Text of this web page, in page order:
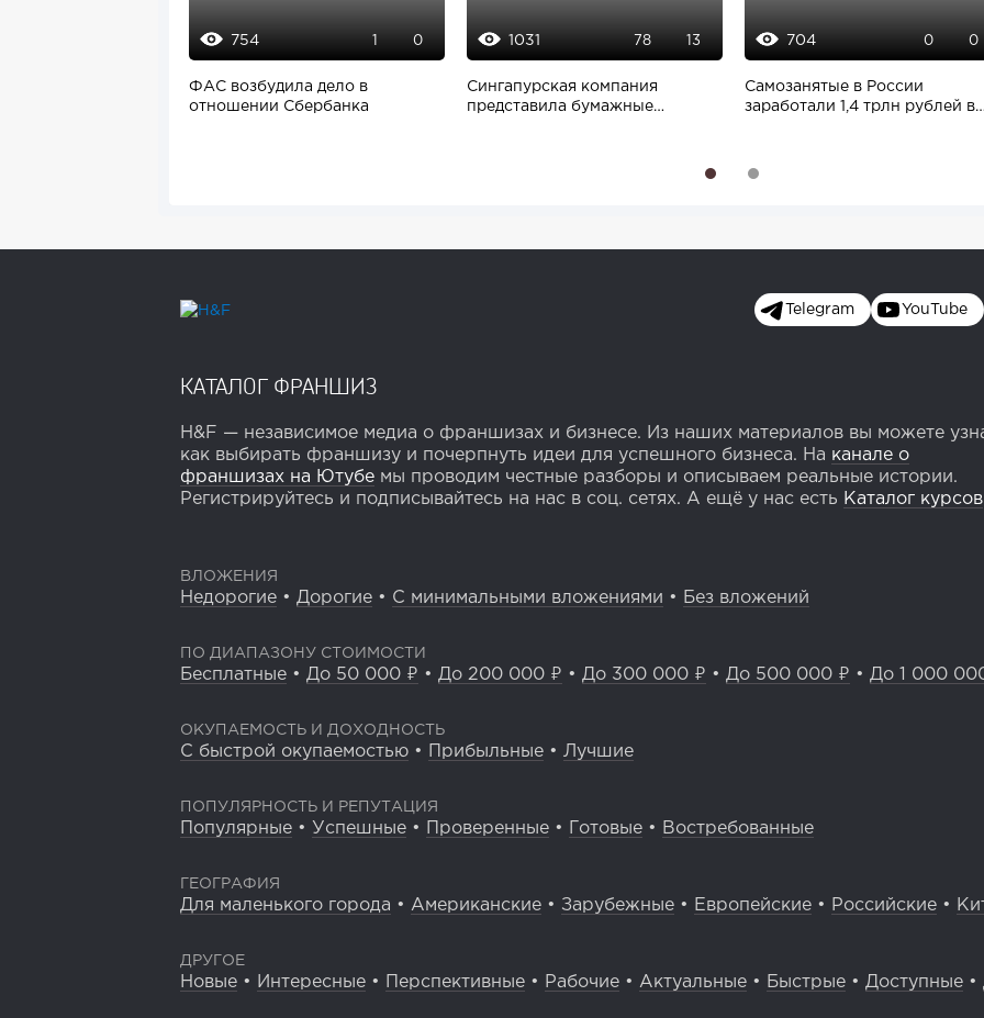
754 0
ФАС возбудила дело в
отношении Сбербанка
1031 78 13
Сингапурская компания
представила бумажные
704 0 0
Самозанятые в России
заработали 1,4 трлн рублей в
2
Telegram YouTube
КАТАЛОГ ФРАНШИЗ
H&F — независимое медиа о франшизах и бизнесе. Из наших материалов вы можете
как выбирать франшизу и почерпнуть идеи для успешного бизнеса. На канале о
франшизах на Ютубе мы проводим честные разборы и описываем реальные истории.
Регистрируйтесь и подписывайтесь на нас в соц. сетях. А ещё у нас есть Каталог курсов
ВЛОЖЕНИЯ
Недорогие • Дорогие • С минимальными вложениями • Без вложений
ПО ДИАПАЗОНУ СТОИМОСТИ
Бесплатные • До 50 000 ₽ • До 200 000 ₽ • До 300 000 ₽ • До 500 000 ₽ • До 1 000
ОКУПАЕМОСТЬ И ДОХОДНОСТЬ
С быстрой окупаемостью • Прибыльные • Лучшие
ПОПУЛЯРНОСТЬ И РЕПУТАЦИЯ
Популярные • Успешные • Проверенные • Готовые • Востребованные
ГЕОГРАФИЯ
Для маленького города • Американские • Зарубежные • Европейские • Российские •
ДРУГОЕ
Новые • Интересные • Перспективные • Рабочие • Актуальные • Быстрые • Доступные •